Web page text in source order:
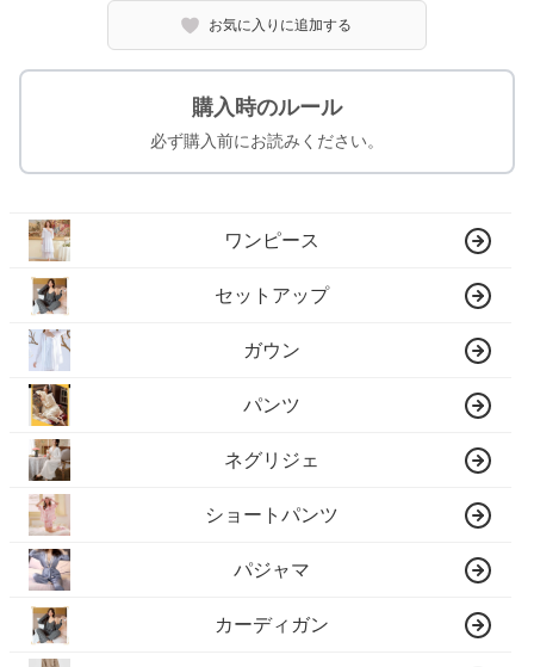
お気に入りに追加する
購入時のルール
必ず購入前にお読みください。
ワンピース
セットアップ
ガウン
パンツ
ネグリジェ
ショートパンツ
パジャマ
カーディガン